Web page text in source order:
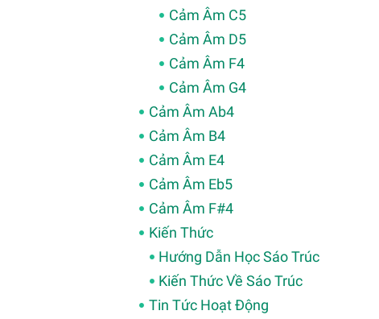
Cảm Âm C5
Cảm Âm D5
Cảm Âm F4
Cảm Âm G4
Cảm Âm Ab4
Cảm Âm B4
Cảm Âm E4
Cảm Âm Eb5
Cảm Âm F#4
Kiến Thức
Hướng Dẫn Học Sáo Trúc
Kiến Thức Về Sáo Trúc
Tin Tức Hoạt Động